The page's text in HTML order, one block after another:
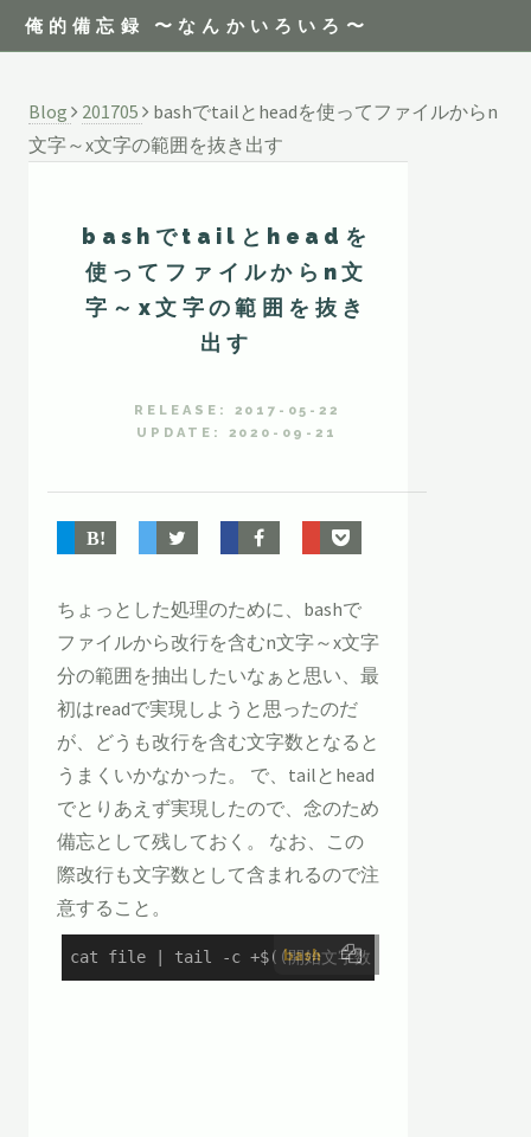
俺的備忘録 〜なんかいろいろ〜
Blog 201705
bashでtailとheadを使ってファイルからn
文字～x文字の範囲を抜き出す
bashでtailとheadを
使ってファイルからn文
字～x文字の範囲を抜き
出す
RELEASE: 2017-05-22
UPDATE: 2020-09-21
ちょっとした処理のために、bashで
ファイルから改行を含むn文字～x文字
分の範囲を抽出したいなぁと思い、最
初はreadで実現しようと思ったのだ
が、どうも改行を含む文字数となると
うまくいかなかった。 で、tailとhead
でとりあえず実現したので、念のため
備忘として残しておく。 なお、この
際改行も文字数として含まれるので注
意すること。
bash
cat file | tail -c +$((開始文字数 + 1)) | head -c